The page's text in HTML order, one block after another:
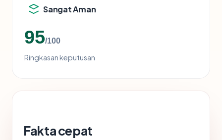
Sangat Aman
95/100
Ringkasan keputusan
Fakta cepat